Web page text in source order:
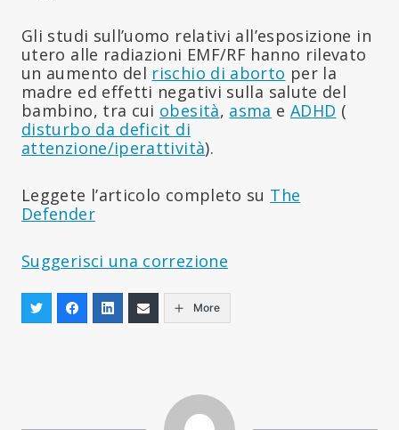
Gli studi sull’uomo relativi all’esposizione in
utero alle radiazioni EMF/RF hanno rilevato
un aumento del rischio di aborto per la
madre ed effetti negativi sulla salute del
bambino, tra cui obesità, asma e ADHD (
disturbo da deficit di
attenzione/iperattività).
Leggete l’articolo completo su The
Defender
Suggerisci una correzione
More